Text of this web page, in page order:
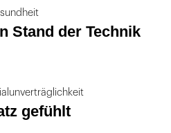
Stand der Technik
gefühlt